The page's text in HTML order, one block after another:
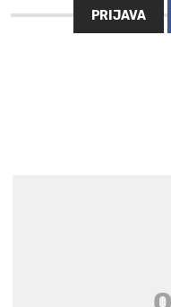
PRIJAVA